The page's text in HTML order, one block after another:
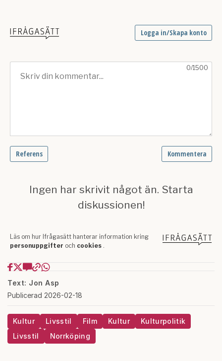
Text: Jon Asp
Publicerad 2026-02-18
Kultur Livsstil Film Kultur
Kulturpolitik
Livsstil
Norrköping